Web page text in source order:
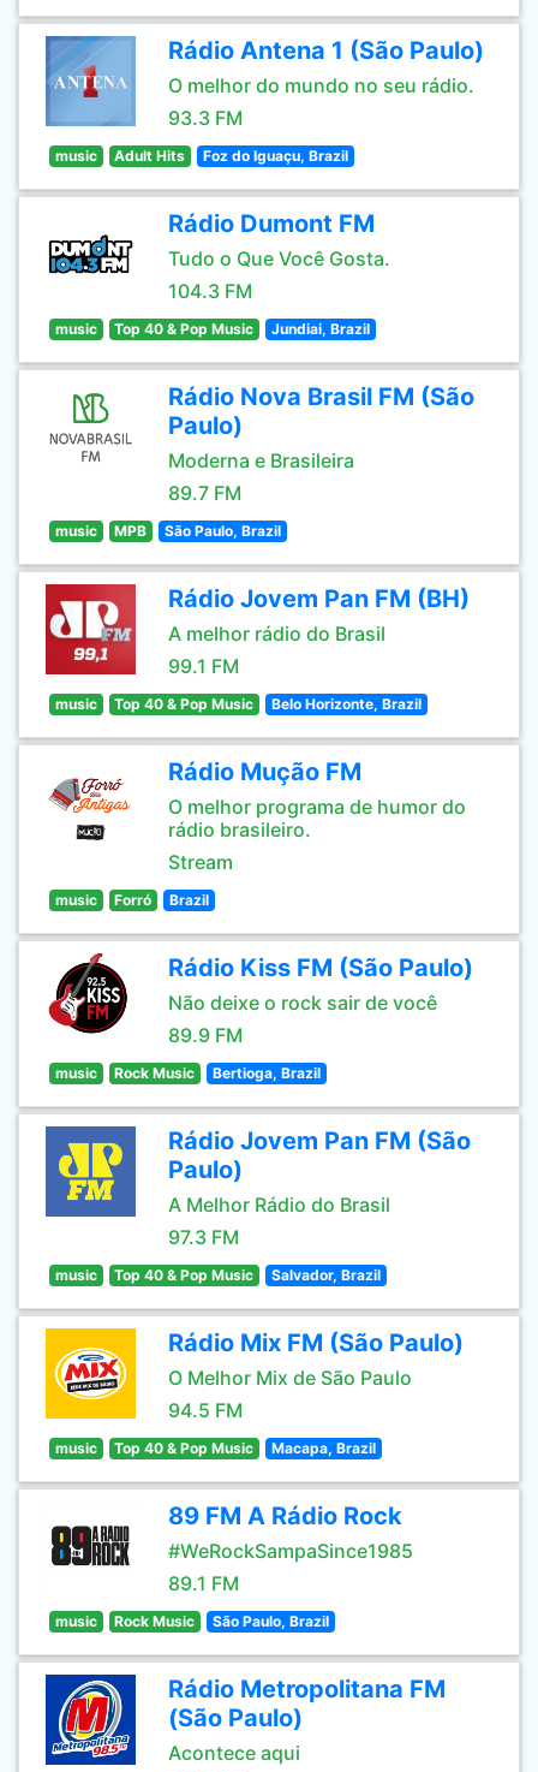
Rádio Antena 1 (São Paulo)
O melhor do mundo no seu rádio.
93.3 FM
music Adult Hits Foz do Iguaçu, Brazil
Rádio Dumont FM
Tudo o Que Você Gosta.
104.3 FM
music Top 40 & Pop Music Jundiai, Brazil
Rádio Nova Brasil FM (São
Paulo)
Moderna e Brasileira
89.7 FM
music MPB São Paulo, Brazil
Rádio Jovem Pan FM (BH)
A melhor rádio do Brasil
99.1 FM
music Top 40 & Pop Music Belo Horizonte, Brazil
Rádio Mução FM
O melhor programa de humor do
rádio brasileiro.
Stream
music Forró Brazil
Rádio Kiss FM (São Paulo)
Não deixe o rock sair de você
89.9 FM
music Rock Music Bertioga, Brazil
Rádio Jovem Pan FM (São
Paulo)
A Melhor Rádio do Brasil
97.3 FM
music Top 40 & Pop Music Salvador, Brazil
Rádio Mix FM (São Paulo)
O Melhor Mix de São Paulo
94.5 FM
music Top 40 & Pop Music Macapa, Brazil
89 FM A Rádio Rock
#WeRockSampaSince1985
89.1 FM
music Rock Music São Paulo, Brazil
Rádio Metropolitana FM
(São Paulo)
Acontece aqui